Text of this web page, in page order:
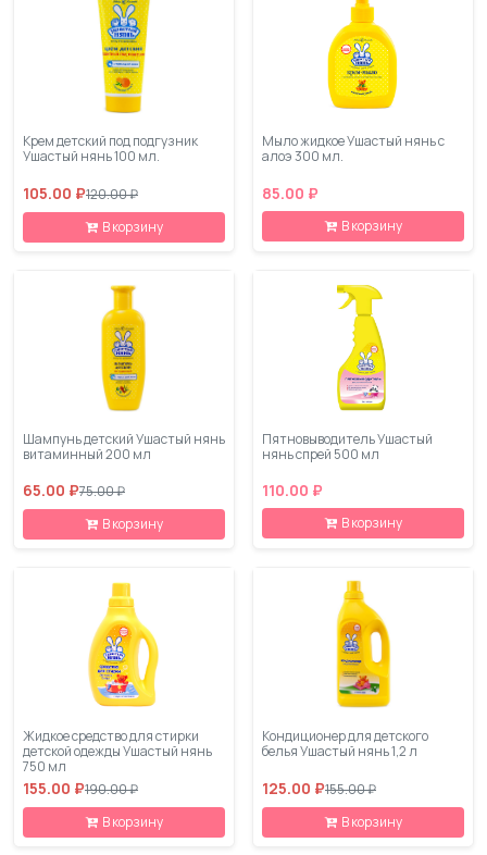
Крем детский под подгузник
Ушастый нянь 100 мл.
105.00 ₽120.00 ₽
В корзину
Мыло жидкое Ушастый нянь с
алоэ 300 мл.
85.00 ₽
В корзину
Шампунь детский Ушастый нянь
витаминный 200 мл
65.00 ₽75.00 ₽
В корзину
Пятновыводитель Ушастый
нянь спрей 500 мл
110.00 ₽
В корзину
Жидкое средство для стирки
детской одежды Ушастый нянь
750 мл
155.00 ₽190.00 ₽
В корзину
Кондиционер для детского
белья Ушастый нянь 1,2 л
125.00 ₽155.00 ₽
В корзину